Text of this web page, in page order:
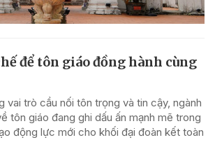
để tôn giáo đồng hành cùng
vai trò cầu nối tôn trọng và tin cậy, ngành
tôn giáo đang ghi dấu ấn mạnh mẽ trong
động lực mới cho khối đại đoàn kết toàn